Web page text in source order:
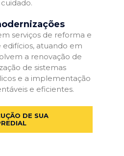
serviços de reforma e
edifícios, atuando em
a renovação de
de sistemas
e a implementação
e eficientes.
DE SUA